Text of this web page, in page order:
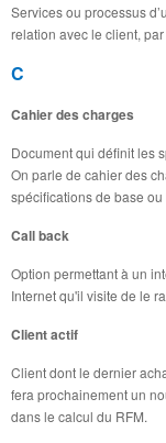
Services ou processus
relation avec le client,
C
Cahier des charges
Document qui définit les
On parle de cahier des
spécifications de base
Call back
Option permettant à un
Internet qu'il visite de le
Client actif
Client dont le dernier
fera prochainement un
dans le calcul du RFM.